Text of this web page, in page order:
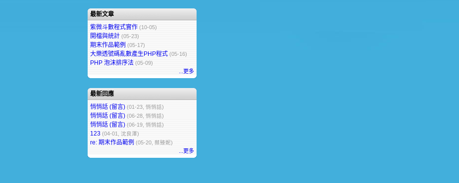
最新文章
紫微斗數程式實作 (10-05)
開檔與統計 (05-23)
期末作品範例 (05-17)
大樂透號碼亂數產生PHP程式 (05-16)
PHP 泡沫排序法 (05-09)
...更多
最新回應
悄悄話 (留言) (01-23, 悄悄話)
悄悄話 (留言) (06-28, 悄悄話)
悄悄話 (留言) (06-19, 悄悄話)
123 (04-01, 沈良澤)
re: 期末作品範例 (05-20, 蔡臻妮)
...更多